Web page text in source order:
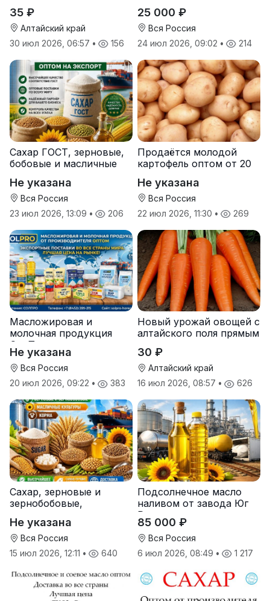
35 ₽
Алтайский край
30 июл 2026, 06:57 • 156
25 000 ₽
Вся Россия
24 июл 2026, 09:02 • 214
Сахар ГОСТ, зерновые,
бобовые и масличные
Не указана
Вся Россия
23 июл 2026, 13:09 • 206
Продаётся молодой
картофель оптом от 20
Не указана
Вся Россия
22 июл 2026, 11:30 • 269
Масложировая и
молочная продукция
СолПро — экспортные
поставки
Не указана
Вся Россия
20 июл 2026, 09:22 • 383
Новый урожай овощей с
алтайского поля прямым
30 ₽
Алтайский край
16 июл 2026, 08:57 • 626
Сахар, зерновые и
зернобобовые,
корма
Не указана
Вся Россия
15 июл 2026, 12:11 • 640
Подсолнечное масло
наливом от завода Юг
Руси
85 000 ₽
Вся Россия
6 июл 2026, 08:49 • 1 217